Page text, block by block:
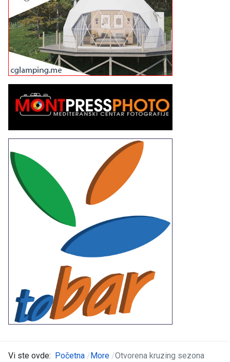
Vi ste ovde: Početna More Otvorena kruzing sezona